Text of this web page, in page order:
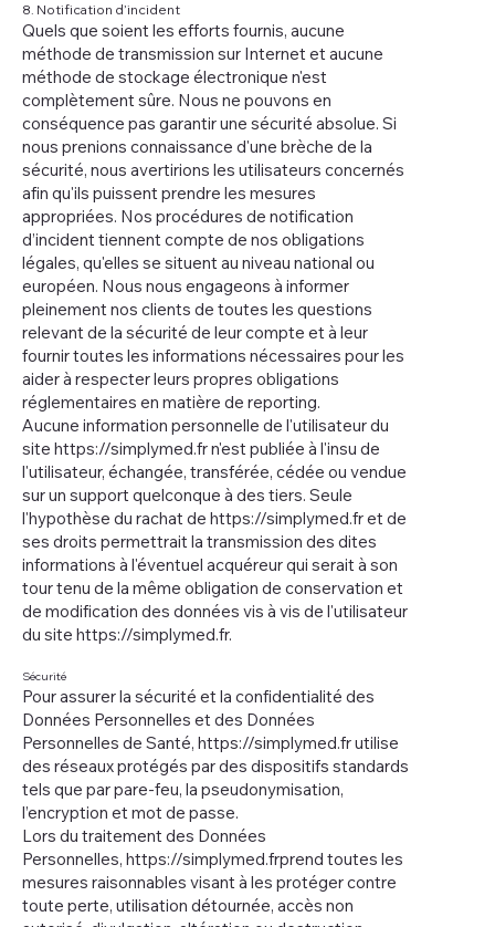
8. Notification d’incident
Quels que soient les efforts fournis, aucune
méthode de transmission sur Internet et aucune
méthode de stockage électronique n'est
complètement sûre. Nous ne pouvons en
conséquence pas garantir une sécurité absolue. Si
nous prenions connaissance d'une brèche de la
sécurité, nous avertirions les utilisateurs concernés
afin qu'ils puissent prendre les mesures
appropriées. Nos procédures de notification
d’incident tiennent compte de nos obligations
légales, qu'elles se situent au niveau national ou
européen. Nous nous engageons à informer
pleinement nos clients de toutes les questions
relevant de la sécurité de leur compte et à leur
fournir toutes les informations nécessaires pour les
aider à respecter leurs propres obligations
réglementaires en matière de reporting.
Aucune information personnelle de l'utilisateur du
site https://simplymed.frn'est publiée à l'insu de
l'utilisateur, échangée, transférée, cédée ou vendue
sur un support quelconque à des tiers. Seule
l'hypothèse du rachat de https://simplymed.fret de
ses droits permettrait la transmission des dites
informations à l'éventuel acquéreur qui serait à son
tour tenu de la même obligation de conservation et
de modification des données vis à vis de l'utilisateur
du site https://simplymed.fr.
Sécurité
Pour assurer la sécurité et la confidentialité des
Données Personnelles et des Données
Personnelles de Santé, https://simplymed.frutilise
des réseaux protégés par des dispositifs standards
tels que par pare-feu, la pseudonymisation,
l’encryption et mot de passe.
Lors du traitement des Données
Personnelles, https://simplymed.frprend toutes les
mesures raisonnables visant à les protéger contre
toute perte, utilisation détournée, accès non